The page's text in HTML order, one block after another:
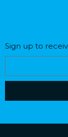
Sign up to